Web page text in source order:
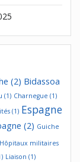
(2) Bidassoa
(1) Charnegue (1)
(1) Espagne
(2) Guiche
Hôpitaux militaires
Liaison (1)